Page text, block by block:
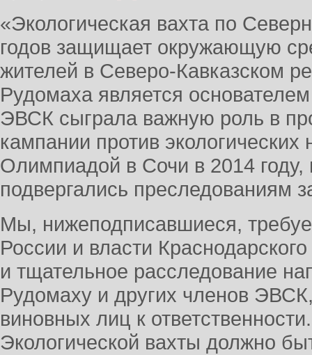
«Экологическая вахта по
годов защищает окружающую
жителей в Северо-Кавказском
Рудомаха является
ЭВСК сыграла важную роль в
кампании против
Олимпиадой в Сочи в 2014 году,
подвергались преследованиям
Мы, нижеподписавшиеся,
России и власти
и тщательное расследование
Рудомаху и других членов
виновных лиц к
Экологической вахты должно